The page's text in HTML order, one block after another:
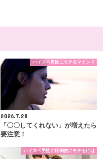
ハイスペ男性にモテるマインド
2026.7.28
「〇〇してくれない」が増えたら
要注意！
ハイスペ男性に圧倒的にモテるには